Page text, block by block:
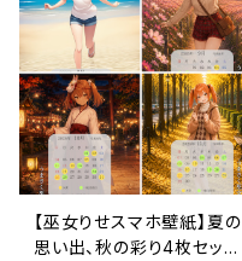
【巫女りせスマホ壁紙】夏の
思い出、秋の彩り4枚セット